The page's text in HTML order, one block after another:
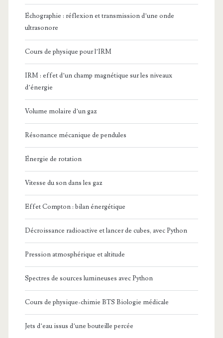
Échographie : réflexion et transmission d’une onde
ultrasonore
Cours de physique pour l’IRM
IRM : effet d’un champ magnétique sur les niveaux
d’énergie
Volume molaire d’un gaz
Résonance mécanique de pendules
Énergie de rotation
Vitesse du son dans les gaz
Effet Compton : bilan énergétique
Décroissance radioactive et lancer de cubes, avec Python
Pression atmosphérique et altitude
Spectres de sources lumineuses avec Python
Cours de physique-chimie BTS Biologie médicale
Jets d’eau issus d’une bouteille percée